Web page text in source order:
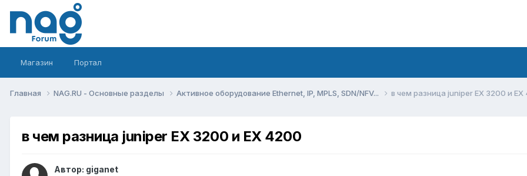
Магазин Портал
Главная NAG.RU - Основные разделы Активное оборудование Ethernet, IP, MPLS, SDN/NFV... в чем разница juniper EX 3200 и EX
в чем разница juniper EX 3200 и EX 4200
Автор: giganet